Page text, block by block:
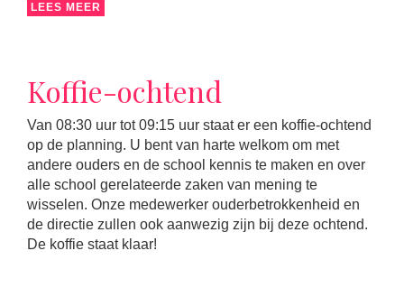
LEES MEER
Koffie-ochtend
Van 08:30 uur tot 09:15 uur staat er een koffie-ochtend
op de planning. U bent van harte welkom om met
andere ouders en de school kennis te maken en over
alle school gerelateerde zaken van mening te
wisselen. Onze medewerker ouderbetrokkenheid en
de directie zullen ook aanwezig zijn bij deze ochtend.
De koffie staat klaar!